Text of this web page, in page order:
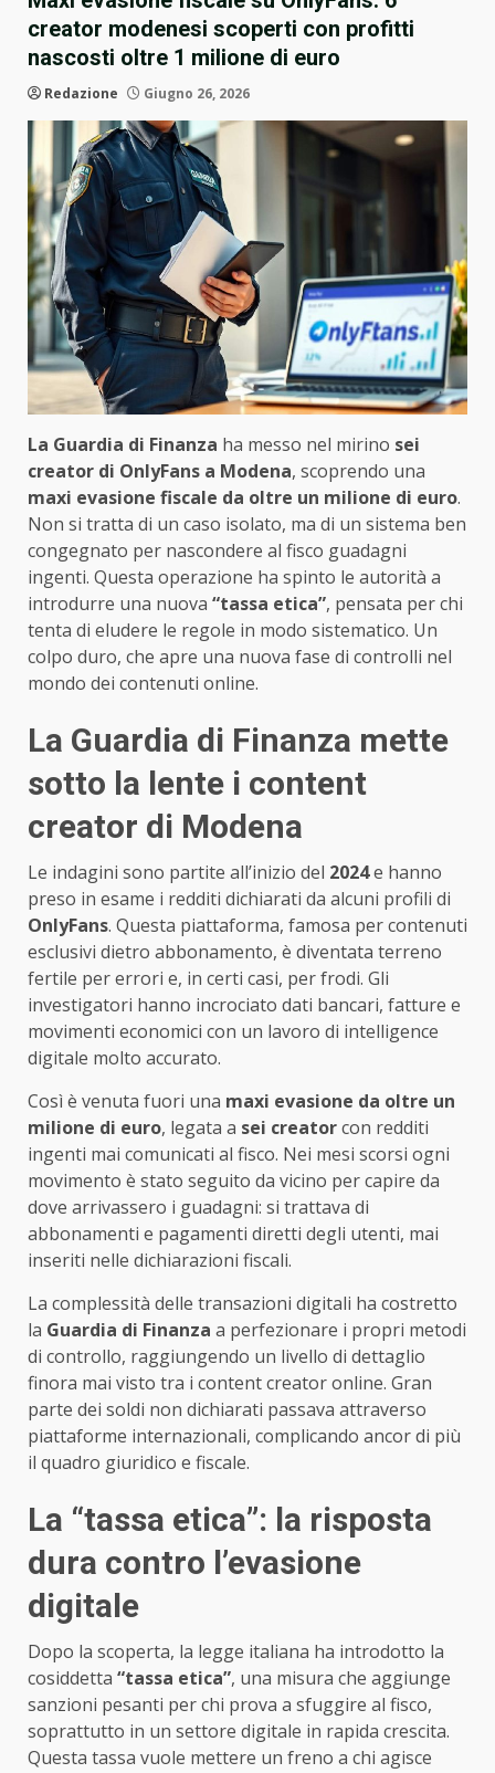
creator modenesi scoperti con profitti
nascosti oltre 1 milione di euro
Redazione Giugno 26, 2026
La Guardia di Finanza ha messo nel mirino sei
creator di OnlyFans a Modena, scoprendo una
maxi evasione fiscale da oltre un milione di euro.
Non si tratta di un caso isolato, ma di un sistema ben
congegnato per nascondere al fisco guadagni
ingenti. Questa operazione ha spinto le autorità a
introdurre una nuova “tassa etica”, pensata per chi
tenta di eludere le regole in modo sistematico. Un
colpo duro, che apre una nuova fase di controlli nel
mondo dei contenuti online.
La Guardia di Finanza mette
sotto la lente i content
creator di Modena
Le indagini sono partite all’inizio del 2024e hanno
preso in esame i redditi dichiarati da alcuni profili di
OnlyFans. Questa piattaforma, famosa per contenuti
esclusivi dietro abbonamento, è diventata terreno
fertile per errori e, in certi casi, per frodi. Gli
investigatori hanno incrociato dati bancari, fatture e
movimenti economici con un lavoro di intelligence
digitale molto accurato.
Così è venuta fuori una maxi evasione da oltre un
milione di euro, legata a sei creatorcon redditi
ingenti mai comunicati al fisco. Nei mesi scorsi ogni
movimento è stato seguito da vicino per capire da
dove arrivassero i guadagni: si trattava di
abbonamenti e pagamenti diretti degli utenti, mai
inseriti nelle dichiarazioni fiscali.
La complessità delle transazioni digitali ha costretto
la Guardia di Finanza a perfezionare i propri metodi
di controllo, raggiungendo un livello di dettaglio
finora mai visto tra i content creator online. Gran
parte dei soldi non dichiarati passava attraverso
piattaforme internazionali, complicando ancor di più
il quadro giuridico e fiscale.
La “tassa etica”: la risposta
dura contro l’evasione
digitale
Dopo la scoperta, la legge italiana ha introdotto la
cosiddetta “tassa etica”, una misura che aggiunge
sanzioni pesanti per chi prova a sfuggire al fisco,
soprattutto in un settore digitale in rapida crescita.
Questa tassa vuole mettere un freno a chi agisce